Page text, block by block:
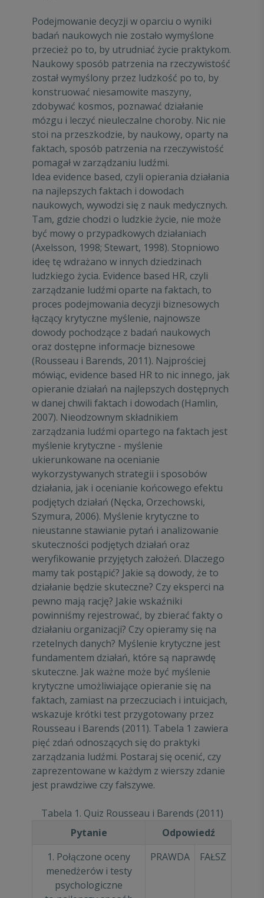
Podejmowanie decyzji w oparciu o wyniki
badań naukowych nie zostało wymyślone
przecież po to, by utrudniać życie praktykom.
Naukowy sposób patrzenia na rzeczywistość
został wymyślony przez ludzkość po to, by
konstruować niesamowite maszyny,
zdobywać kosmos, poznawać działanie
mózgu i leczyć nieuleczalne choroby. Nic nie
stoi na przeszkodzie, by naukowy, oparty na
faktach, sposób patrzenia na rzeczywistość
pomagał w zarządzaniu ludźmi.
Idea evidence based, czyli opierania działania
na najlepszych faktach i dowodach
naukowych, wywodzi się z nauk medycznych.
Tam, gdzie chodzi o ludzkie życie, nie może
być mowy o przypadkowych działaniach
(Axelsson, 1998; Stewart, 1998). Stopniowo
ideę tę wdrażano w innych dziedzinach
ludzkiego życia. Evidence based HR, czyli
zarządzanie ludźmi oparte na faktach, to
proces podejmowania decyzji biznesowych
łączący krytyczne myślenie, najnowsze
dowody pochodzące z badań naukowych
oraz dostępne informacje biznesowe
(Rousseau i Barends, 2011). Najprościej
mówiąc, evidence based HR to nic innego, jak
opieranie działań na najlepszych dostępnych
w danej chwili faktach i dowodach (Hamlin,
2007). Nieodzownym składnikiem
zarządzania ludźmi opartego na faktach jest
myślenie krytyczne - myślenie
ukierunkowane na ocenianie
wykorzystywanych strategii i sposobów
działania, jak i ocenianie końcowego efektu
podjętych działań (Nęcka, Orzechowski,
Szymura, 2006). Myślenie krytyczne to
nieustanne stawianie pytań i analizowanie
skuteczności podjętych działań oraz
weryfikowanie przyjętych założeń. Dlaczego
mamy tak postąpić? Jakie są dowody, że to
działanie będzie skuteczne? Czy eksperci na
pewno mają rację? Jakie wskaźniki
powinniśmy rejestrować, by zbierać fakty o
działaniu organizacji? Czy opieramy się na
rzetelnych danych? Myślenie krytyczne jest
fundamentem działań, które są naprawdę
skuteczne. Jak ważne może być myślenie
krytyczne umożliwiające opieranie się na
faktach, zamiast na przeczuciach i intuicjach,
wskazuje krótki test przygotowany przez
Rousseau i Barends (2011). Tabela 1 zawiera
pięć zdań odnoszących się do praktyki
zarządzania ludźmi. Postaraj się ocenić, czy
zaprezentowane w każdym z wierszy zdanie
jest prawdziwe czy fałszywe.
Tabela 1. Quiz Rousseau i Barends (2011)
Pytanie
Odpowiedź
1. Połączone oceny
menedżerów i testy
psychologiczne
PRAWDA FAŁSZ